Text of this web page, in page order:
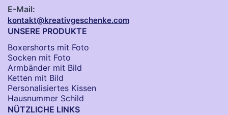
E-Mail:
kontakt@kreativgeschenke.com
UNSERE PRODUKTE
Boxershorts mit Foto
Socken​ mit Foto
Armbänder mit Bild​
Ketten mit Bild
Personalisiertes Kissen
Hausnummer Schild
NÜTZLICHE LINKS